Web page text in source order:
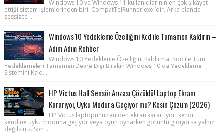
Windows 10 ve Windows 11 kullanıcılarının en çok şikâyet
ettiği sistem işlemlerinden biri CompatTelRunner.exe ’dir. Arka planda
sessizce ...
Windows 10 Yedekleme Özelliğini Kod ile Tamamen Kaldırın –
Adım Adım Rehber
Windows 10 Yedekleme Özelliğini Kaldırma: Kod ile Tüm
Yedeklemeleri Tamamen Devre Dışı Bırakın Windows 10'da Yedekleme
Sistemini Kald...
HP Victus Hall Sensör Arızası Çözüldü! Laptop Ekranı
Kararıyor, Uyku Moduna Geçiyor mu? Kesin Çözüm (2026)
HP Victus laptopunuz aniden ekran karartıyor, kendi
kendine uyku moduna geçiyor veya oyun oynarken görüntü gidiyorsa yalnız
değilsiniz. Son ...